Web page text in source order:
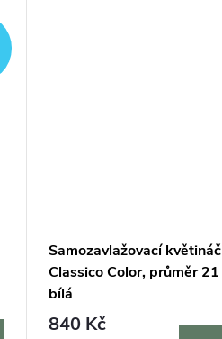
Samozavlažovací květináč
Classico Color, průměr
bílá
840 Kč